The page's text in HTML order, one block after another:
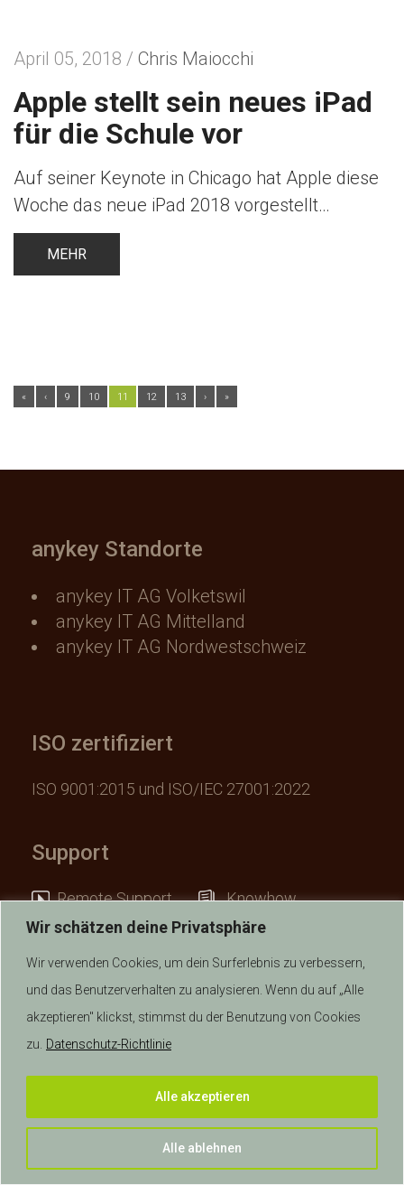
Wir schätzen deine Privatsphäre
Wir verwenden Cookies, um dein Surferlebnis zu verbessern,
und das Benutzerverhalten zu analysieren. Wenn du auf „Alle
akzeptieren" klickst, stimmst du der Benutzung von Cookies
zu. Datenschutz-Richtlinie
Alle ablehnen
Alle akzeptieren
April 05, 2018 / Chris Maiocchi
Apple stellt sein neues iPad
für die Schule vor
Auf seiner Keynote in Chicago hat Apple diese
Woche das neue iPad 2018 vorgestellt…
MEHR
« ‹ 9 10 11 12 13 › »
anykey Standorte
anykey IT AG Volketswil
anykey IT AG Mittelland
anykey IT AG Nordwestschweiz
ISO zertifiziert
ISO 9001:2015 und ISO/IEC 27001:2022
Support
Remote Support Knowhow
© 2026 anykey IT AG | Alle Rechte vorbehalten.
AGB Verkauf
|
Disclaimer|Ereignis Melden